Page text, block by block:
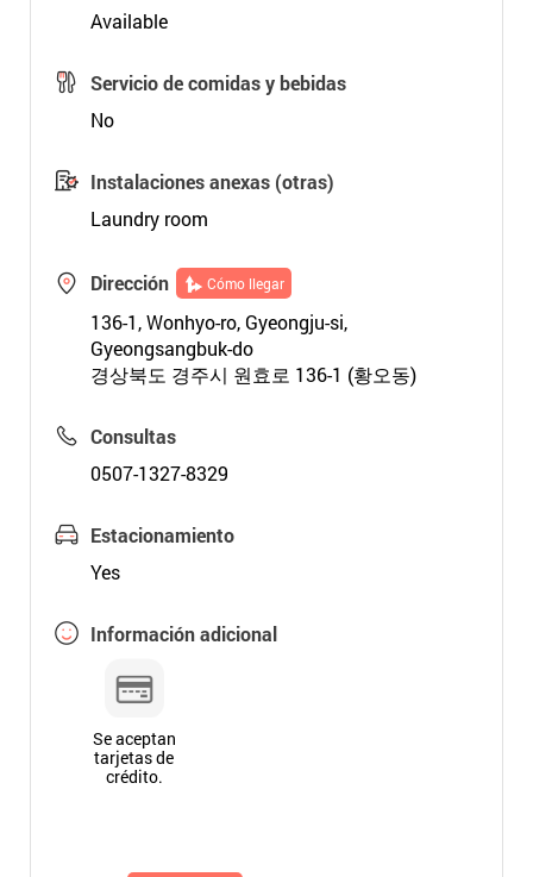
Available
Servicio de comidas y bebidas
No
Instalaciones anexas (otras)
Laundry room
Dirección Cómo llegar
136-1, Wonhyo-ro, Gyeongju-si,
Gyeongsangbuk-do
경상북도 경주시 원효로 136-1 (황오동)
Consultas
0507-1327-8329
Estacionamiento
Yes
Información adicional
Se aceptan
tarjetas de
crédito.